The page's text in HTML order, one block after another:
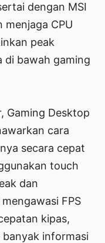
dengan MSI
menjaga CPU
peak
di bawah gaming
Gaming Desktop
cara
secara cepat
touch
dan
FPS
kipas,
banyak informasi